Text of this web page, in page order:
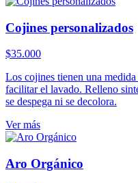
Cojines personalizados
$35.000
Los cojines tienen una
facilitar el lavado. Relleno
se despega ni se decolora.
Ver más
Aro Orgánico